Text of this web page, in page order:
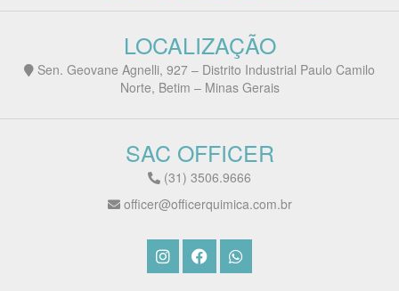
LOCALIZAÇÃO
Sen. Geovane Agnelli, 927 – Distrito Industrial Paulo Camilo
Norte, Betim – Minas Gerais
SAC OFFICER
(31) 3506.9666
officer@officerquimica.com.br